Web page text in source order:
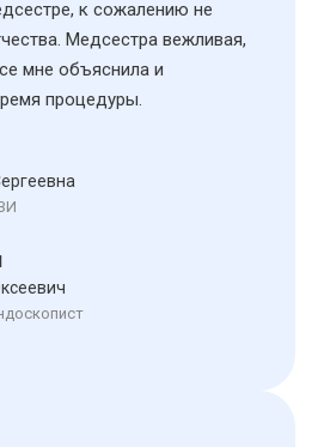
к сожалению не
Медсестра вежливая,
мне объяснила и
процедуры.